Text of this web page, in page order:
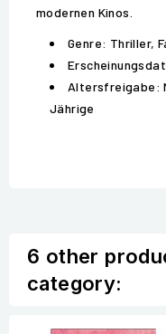
modernen Kinos.
Genre: Thriller,
Altersfreigabe:
Jährige
6 other
category: